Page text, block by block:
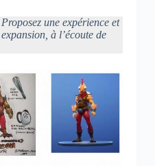
une expérience et
à l’écoute de